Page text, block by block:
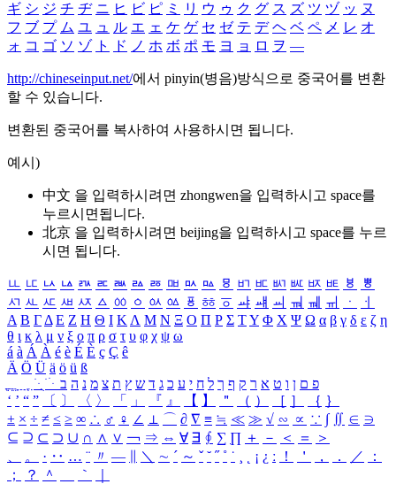
ギ シ ジ チ ヂ ニ ヒ ビ ピ ミ リ ウ ゥ ク グ ス ズ ツ ヅ ッ ヌ
フ ブ プ ム ユ ュ ル エ ェ ケ ゲ セ ゼ テ デ ヘ ベ ペ メ レ オ
ォ コ ゴ ソ ゾ ト ド ノ ホ ボ ポ モ ヨ ョ ロ ヲ ―
http://chineseinput.net/에서 pinyin(병음)방식으로 중국어를 변환
할 수 있습니다.
변환된 중국어를 복사하여 사용하시면 됩니다.
예시)
中文 을 입력하시려면 zhongwen을 입력하시고 space를
누르시면됩니다.
北京 을 입력하시려면 beijing을 입력하시고 space를 누르
시면 됩니다.
ㅥ ㅦ ㅧ ㅨ ㅩ ㅪ ㅫ ㅬ ㅭ ㅮ ㅯ ㅰ ㅱ ㅲ ㅳ ㅴ ㅵ ㅶ ㅷ ㅸ
ㅹ
ㅺ ㅻ ㅼ ㅽ ㅾ ㅿ ㆀ ㆁ ㆂ ㆃ ㆄ ㆅ ㆆ ㆇ ㆈ ㆉ ㆊ ㆋ ㆌ ㆍ
ㆎ
Α Β ΓΔ Ε Ζ Η Θ Ι ΚΛ Μ Ν Ξ Ο Π Ρ Σ ΤΥ Φ Χ Ψ Ω α β γ δ ε ζ η
θ ι κ λ μ ν ξ ο π ρ σ τ υ φ χ ψ ω
á à Á À é è É È ç Ç ê
Ä Ö Ü ä ö ü ß
ִֶֹ ֻּ ׁׂ פ ם ן ו ט א ר ק ף ך ל ח י ע כ ג ד ש ץ ת צ מ נ ה ב
‘ ’ “ ” 〔 〕 〈 〉 「 」 『 』 【 】 ＂ （ ） ［ ］ ｛ ｝
± × ÷ ≠ ≤ ≥ ∞ ∴ ♂ ♀ ∠ ⊥ ⌒ ∂ ∇ ≡ ≒ ≪ ≫ √ ∽ ∝ ∵ ∫ ∬ ∈ ∋
⊆ ⊇ ⊂ ⊃ ∪ ∩ ∧ ∨ ￢ ⇒ ⇔ ∀ ∃ ∮ ∑ ∏ ＋ － ＜ ＝
＞
、
。 · ‥ … ¨ 〃 ― ＼ ∼ ´ ～ ˇ ˘ ˝ ˚ ˙ ¸ ¡ ¿ ː ！ ＇ ， ． ／
：
；
？ ＾ ｀